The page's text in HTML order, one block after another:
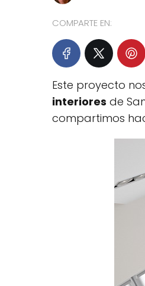
COMPARTE EN:
Este proyecto
interiores de
compartimos